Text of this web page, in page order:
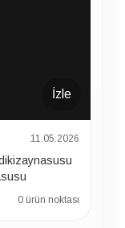
İzle
11.05.2026
0 ürün noktası